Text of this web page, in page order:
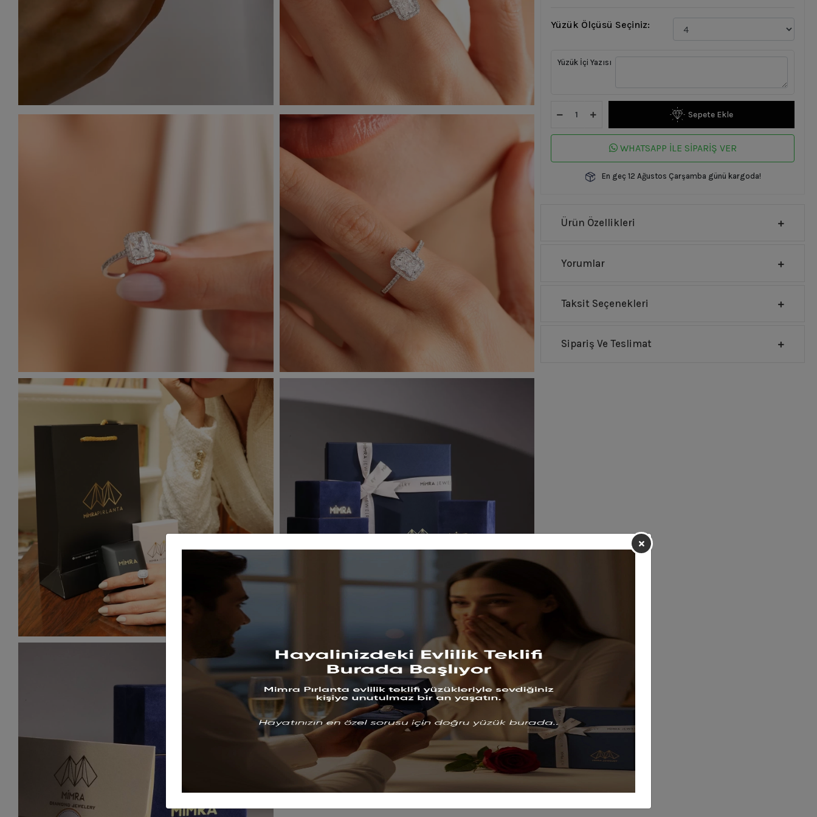
Yüzük Ölçüsü Seçiniz:
Yüzük İçi Yazısı
Sepete Ekle
WHATSAPP İLE SİPARİŞ VER
En geç 12 Ağustos Çarşamba günü kargoda!
Ürün Özellikleri
Yorumlar
Taksit Seçenekleri
Sipariş Ve Teslimat